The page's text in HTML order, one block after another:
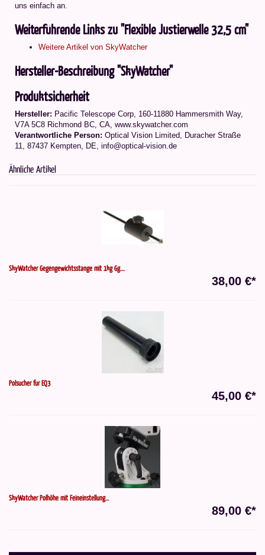
uns einfach an.
Weiterführende Links zu "Flexible Justierwelle 32,5 cm"
Weitere Artikel von SkyWatcher
Hersteller-Beschreibung "SkyWatcher"
Produktsicherheit
Hersteller: Pacific Telescope Corp, 160-11880 Hammersmith Way,
V7A 5C8 Richmond BC, CA, www.skywatcher.com
Verantwortliche Person: Optical Vision Limited, Duracher Straße
11, 87437 Kempten, DE, info@optical-vision.de
Ähnliche Artikel
SkyWatcher Gegengewichtsstange mit 1kg Gg....
38,00 €*
Polsucher für EQ3
45,00 €*
SkyWatcher Polhöhe mit Feineinstellung...
89,00 €*